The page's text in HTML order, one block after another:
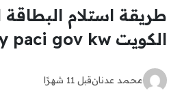
طريقة استلام البطاقة
الكويت delivery paci gov kw
محمد عدنانقبل 11 شهرًا